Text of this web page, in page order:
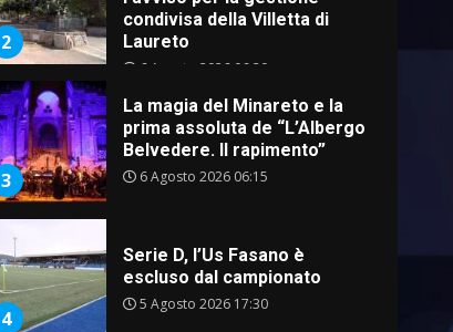
2
condivisa della Villetta di
Laureto
6 Agosto 2026 06:20
3
La magia del Minareto e la
prima assoluta de “L’Albergo
Belvedere. Il rapimento”
6 Agosto 2026 06:15
4
Serie D, l’Us Fasano è
escluso dal campionato
5 Agosto 2026 17:30